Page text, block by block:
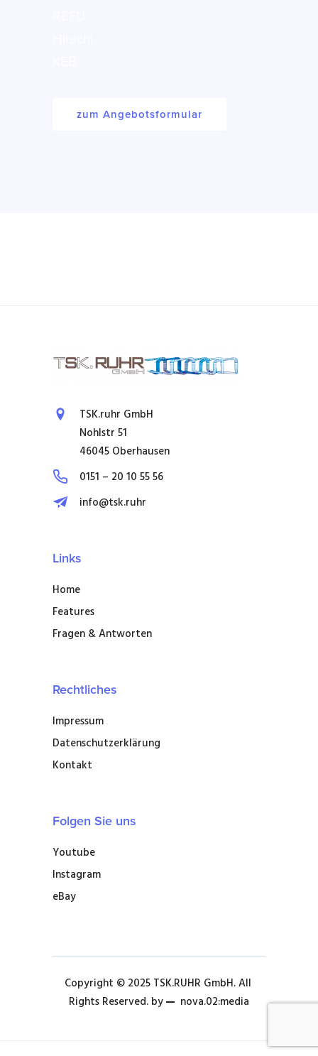
zum Angebotsformular
TSK.ruhr GmbH
Nohlstr 51
46045 Oberhausen
0151 – 20 10 55 56
info@tsk.ruhr
Links
Home
Features
Fragen & Antworten
Rechtliches
Impressum
Datenschutzerklärung
Kontakt
Folgen Sie uns
Youtube
Instagram
eBay
Copyright © 2025 TSK.RUHR GmbH. All
Rights Reserved. by
nova.02:media